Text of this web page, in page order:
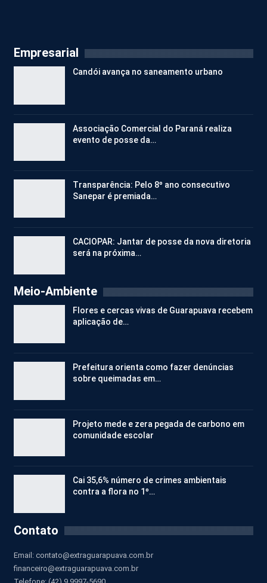
Empresarial
Candói avança no saneamento urbano
Associação Comercial do Paraná realiza
evento de posse da…
Transparência: Pelo 8º ano consecutivo
Sanepar é premiada…
CACIOPAR: Jantar de posse da nova diretoria
será na próxima…
Meio-Ambiente
Flores e cercas vivas de Guarapuava recebem
aplicação de…
Prefeitura orienta como fazer denúncias
sobre queimadas em…
Projeto mede e zera pegada de carbono em
comunidade escolar
Cai 35,6% número de crimes ambientais
contra a flora no 1º…
Contato
Email: contato@extraguarapuava.com.br
financeiro@extraguarapuava.com.br